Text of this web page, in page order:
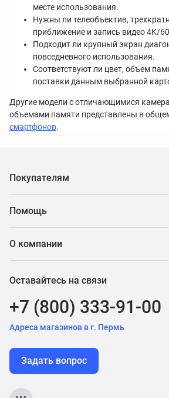
месте использования.
Нужны ли телеобъектив,
приближение и запись видео 4K/
Подходит ли крупный экран
повседневного использования.
Соответствуют ли цвет, объем
поставки данным выбранной
Другие модели с отличающимися
объемами памяти представлены в
смартфонов.
Покупателям
Помощь
О компании
Оставайтесь на связи
+7 (800) 333-91-00
Адреса магазинов в г. Пермь
Задать вопрос